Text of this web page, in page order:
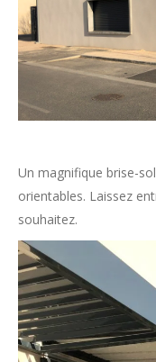
Un magnifique brise-
orientables. Laissez
souhaitez.